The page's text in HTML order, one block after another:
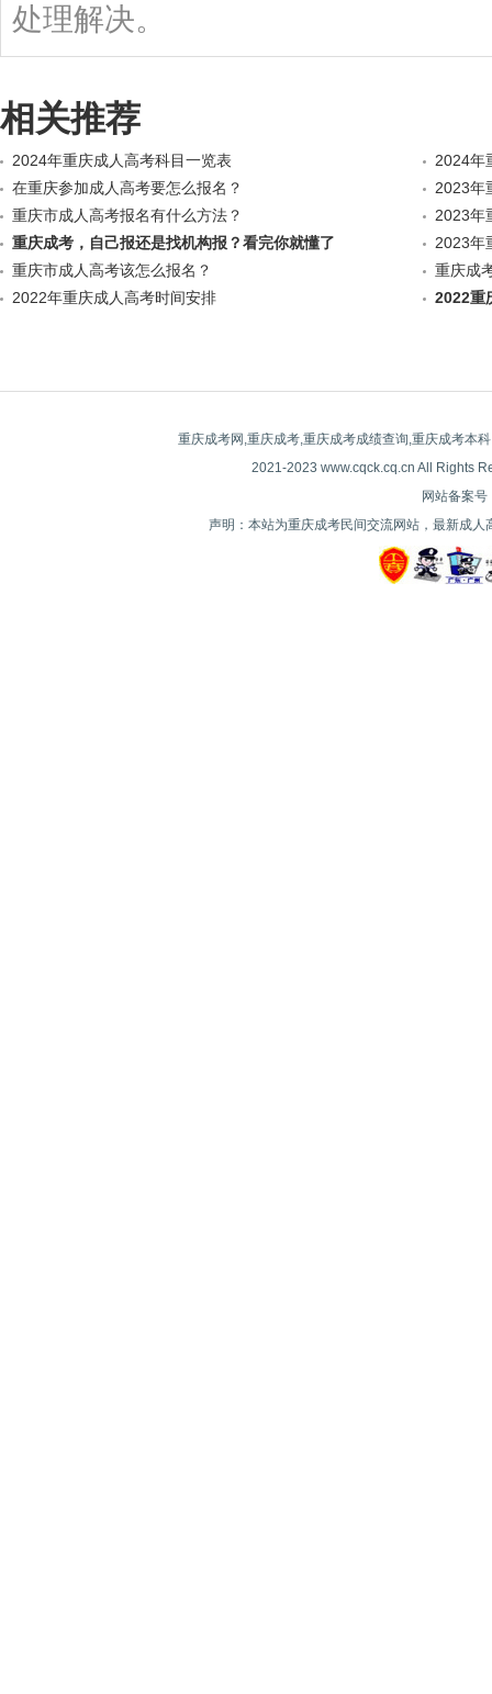
处理解决。
相关推荐
2024年重庆成人高考科目一览表
2024年
在重庆参加成人高考要怎么报名？
2023年
重庆市成人高考报名有什么方法？
2023年
重庆成考，自己报还是找机构报？看完你就懂了
2023年
重庆市成人高考该怎么报名？
重庆成
2022年重庆成人高考时间安排
2022重
重庆成考网,重庆成考,重庆成考成绩查询,重庆成考本
2021-2023 www.cqck.cq.cn All Rights
网站备案号
声明：本站为重庆成考民间交流网站，最新成